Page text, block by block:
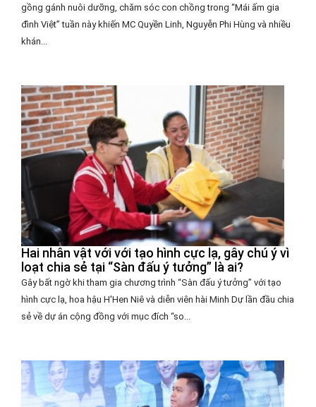
gồng gánh nuôi dưỡng, chăm sóc con chồng trong “Mái ấm gia
đình Việt” tuần này khiến MC Quyền Linh, Nguyễn Phi Hùng và nhiều
khán...
Hai nhân vật với với tạo hình cực lạ, gây chú ý vì
loạt chia sẻ tại “Sàn đấu ý tưởng” là ai?
Gây bất ngờ khi tham gia chương trình “Sàn đấu ý tưởng” với tạo
hình cực lạ, hoa hậu H'Hen Niê và diễn viên hài Minh Dự lần đầu chia
sẻ về dự án cộng đồng với mục đích “so...